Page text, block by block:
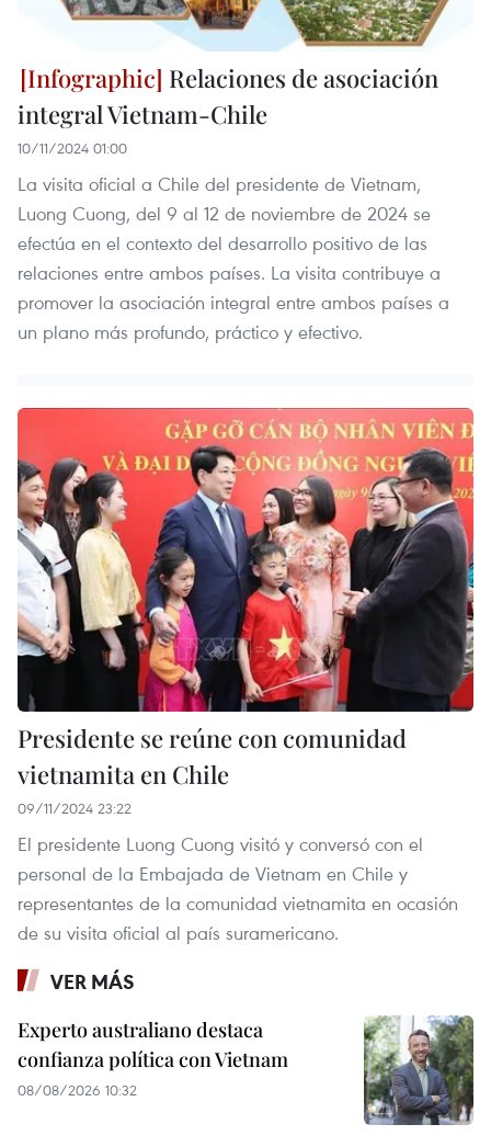
Relaciones de asociación
integral Vietnam-Chile
10/11/2024 01:00
La visita oficial a Chile del presidente de Vietnam,
Luong Cuong, del 9 al 12 de noviembre de 2024 se
efectúa en el contexto del desarrollo positivo de las
relaciones entre ambos países. La visita contribuye a
promover la asociación integral entre ambos países a
un plano más profundo, práctico y efectivo.
Presidente se reúne con comunidad
vietnamita en Chile
09/11/2024 23:22
El presidente Luong Cuong visitó y conversó con el
personal de la Embajada de Vietnam en Chile y
representantes de la comunidad vietnamita en ocasión
de su visita oficial al país suramericano.
VER MÁS
Experto australiano destaca
confianza política con Vietnam
08/08/2026 10:32